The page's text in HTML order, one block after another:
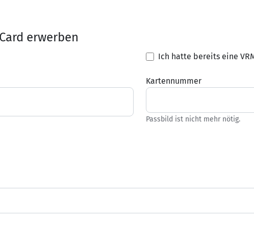
erwerben
Ich hatte bereits eine
Kartennummer
Passbild ist nicht mehr nötig.